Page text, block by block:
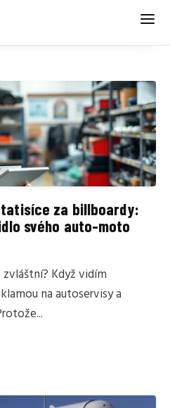
za billboardy:
svého auto-moto
Když vidím
na autoservisy a